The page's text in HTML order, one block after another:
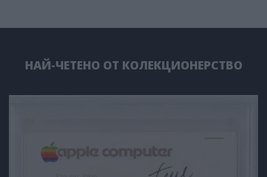
НАЙ-ЧЕТЕНО ОТ КОЛЕКЦИОНЕРСТВО